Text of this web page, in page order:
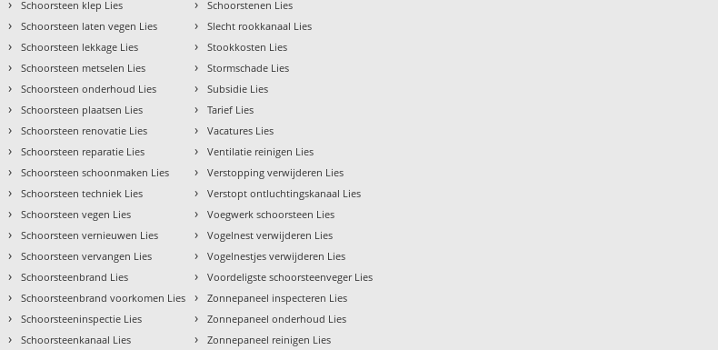
› Schoorsteen klep Lies
› Schoorsteen laten vegen Lies
› Schoorsteen lekkage Lies
› Schoorsteen metselen Lies
› Schoorsteen onderhoud Lies
› Schoorsteen plaatsen Lies
› Schoorsteen renovatie Lies
› Schoorsteen reparatie Lies
› Schoorsteen schoonmaken Lies
› Schoorsteen techniek Lies
› Schoorsteen vegen Lies
› Schoorsteen vernieuwen Lies
› Schoorsteen vervangen Lies
› Schoorsteenbrand Lies
› Schoorsteenbrand voorkomen Lies
› Schoorsteeninspectie Lies
› Schoorsteenkanaal Lies
› Schoorstenen Lies
› Slecht rookkanaal Lies
› Stookkosten Lies
› Stormschade Lies
› Subsidie Lies
› Tarief Lies
› Vacatures Lies
› Ventilatie reinigen Lies
› Verstopping verwijderen Lies
› Verstopt ontluchtingskanaal Lies
› Voegwerk schoorsteen Lies
› Vogelnest verwijderen Lies
› Vogelnestjes verwijderen Lies
› Voordeligste schoorsteenveger Lies
› Zonnepaneel inspecteren Lies
› Zonnepaneel onderhoud Lies
› Zonnepaneel reinigen Lies